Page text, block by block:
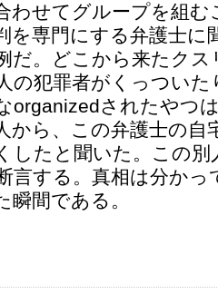
わせてグループを組
を専門にする弁護士に
だ。どこから来たク
の犯罪者がくっつい
organizedされたやつ
から、この弁護士の自
したと聞いた。この別
言する。真相は分かっ
瞬間である。